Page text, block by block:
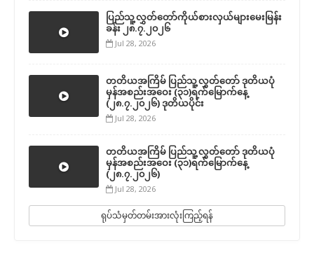
ပြည်သူ့လွှတ်တော်ကိုယ်စားလှယ်များမေးမြန်း
ခန်း ၂၈.၇.၂၀၂၆
Jul 28, 2026
တတိယအကြိမ် ပြည်သူ့လွှတ်တော် ဒုတိယပုံ
မှန်အစည်းအဝေး (၃၁)ရက်မြောက်နေ့
(၂၈.၇.၂၀၂၆) ဒုတိယပိုင်း
Jul 28, 2026
တတိယအကြိမ် ပြည်သူ့လွှတ်တော် ဒုတိယပုံ
မှန်အစည်းအဝေး (၃၁)ရက်မြောက်နေ့
(၂၈.၇.၂၀၂၆)
Jul 28, 2026
ရုပ်သံမှတ်တမ်းအားလုံးကြည့်ရန်